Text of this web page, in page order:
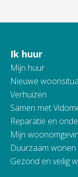
Ik huur
Mijn huur
Nieuwe
Verhuizen
Samen met
Reparatie en
Mijn
Duurzaam wonen
Gezond en veilig